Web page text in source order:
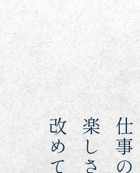
News
Recruiting
採用情報
- 募集要項